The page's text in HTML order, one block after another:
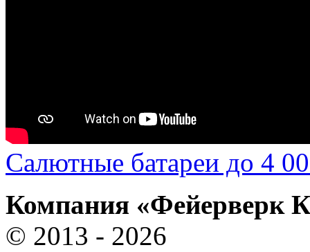
Салютные батареи до 4
Компания «Фейерверк
© 2013 - 2026